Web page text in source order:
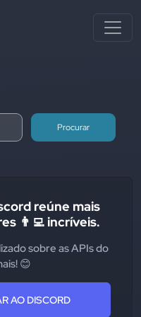
Procurar
reúne mais
👨‍💻 incríveis.
sobre as APIs do
😊
AO DISCORD